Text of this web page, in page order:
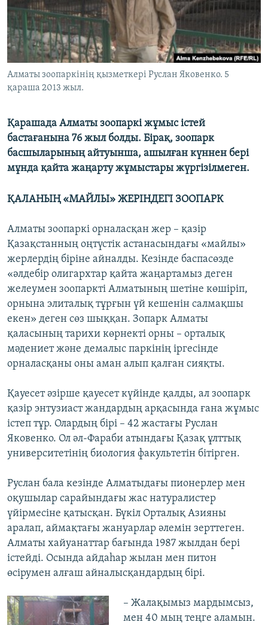
ЖАЗЫЛЫҢЫЗ
Басқа тілдерде
Алматы зоопаркінің қызметкері Руслан Яковенко. 5
қараша 2013 жыл.
Қарашада Алматы зоопаркі жұмыс істей
бастағанына 76 жыл болды. Бірақ, зоопарк
басшыларының айтуынша, ашылған күннен бері
мұнда қайта жаңарту жұмыстары жүргізілмеген.
ҚАЛАНЫҢ «МАЙЛЫ» ЖЕРІНДЕГІ ЗООПАРК
Алматы зоопаркі орналасқан жер – қазір
Қазақстанның оңтүстік астанасындағы «майлы»
жерлердің біріне айналды. Кезінде баспасөзде
«әлдебір олигархтар қайта жаңартамыз деген
желеумен зоопаркті Алматының шетіне көшіріп,
орнына элиталық тұрғын үй кешенін салмақшы
екен» деген сөз шыққан. Зопарк Алматы
қаласының тарихи көрнекті орны – орталық
мәдениет және демалыс паркінің іргесінде
орналасқаны оны аман алып қалған сияқты.
Қауесет әзірше қауесет күйінде қалды, ал зоопарк
қазір энтузиаст жандардың арқасында ғана жұмыс
істеп тұр. Олардың бірі – 42 жастағы Руслан
Яковенко. Ол әл-Фараби атындағы Қазақ ұлттық
университетінің биология факультетін бітірген.
Руслан бала кезінде Алматыдағы пионерлер мен
оқушылар сарайындағы жас натуралистер
үйірмесіне қатысқан. Бүкіл Орталық Азияны
аралап, аймақтағы жануарлар әлемін зерттеген.
Алматы хайуанаттар бағында 1987 жылдан бері
істейді. Осында айдаһар жылан мен питон
өсірумен алғаш айналысқандардың бірі.
– Жалақымыз мардымсыз,
мен 40 мың теңге аламын.